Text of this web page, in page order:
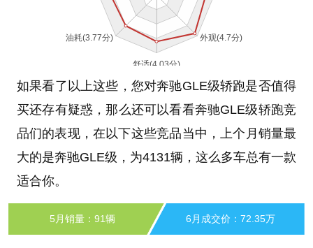
如果看了以上这些，您对奔驰GLE级轿跑是否值得
买还存有疑惑，那么还可以看看奔驰GLE级轿跑竞
品们的表现，在以下这些竞品当中，上个月销量最
大的是奔驰GLE级，为4131辆，这么多车总有一款
适合你。
5月销量：91辆 6月成交价：72.35万